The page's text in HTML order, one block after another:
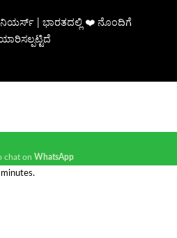
| ಭಾರತದಲ್ಲಿ ❤️ ನೊಂದಿಗೆ
chat on WhatsApp
minutes.